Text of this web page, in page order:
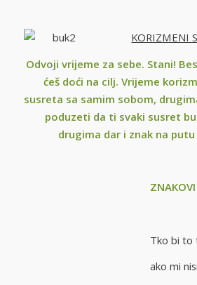
KORIZMENI
Odvoji vrijeme za sebe. Stani!
ćeš doći na cilj. Vrijeme
susreta sa samim sobom,
poduzeti da ti svaki susret
drugima dar i znak na
Tko bi to
ako mi